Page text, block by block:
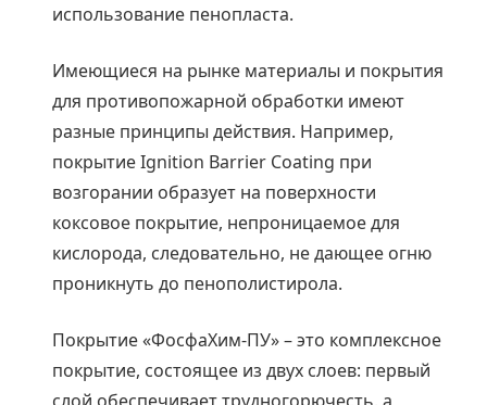
использование пенопласта.
Имеющиеся на рынке материалы и покрытия
для противопожарной обработки имеют
разные принципы действия. Например,
покрытие Ignition Barrier Coating при
возгорании образует на поверхности
коксовое покрытие, непроницаемое для
кислорода, следовательно, не дающее огню
проникнуть до пенополистирола.
Покрытие «ФосфаХим-ПУ» – это комплексное
покрытие, состоящее из двух слоев: первый